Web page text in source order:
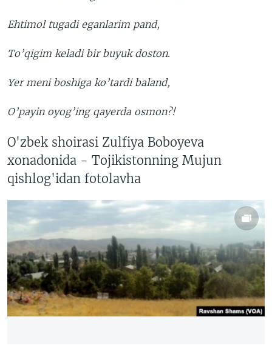
Ehtimol tugadi eganlarim pand,
To’qigim keladi bir buyuk doston.
Yer meni boshiga ko’tardi baland,
O’payin oyog’ing qayerda osmon?!
O'zbek shoirasi Zulfiya Boboyeva
xonadonida - Tojikistonning Mujun
qishlog'idan fotolavha